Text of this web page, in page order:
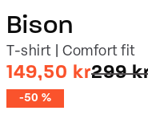
Bison
T-shirt | Comfort fit
149,50 krI alt
299
-50 %